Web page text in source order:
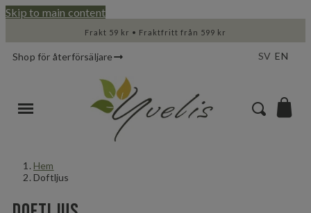
Skip to main content
Frakt 59 kr • Fraktfritt från 599 kr
Shop för återförsäljare SV EN
Hem
Doftljus